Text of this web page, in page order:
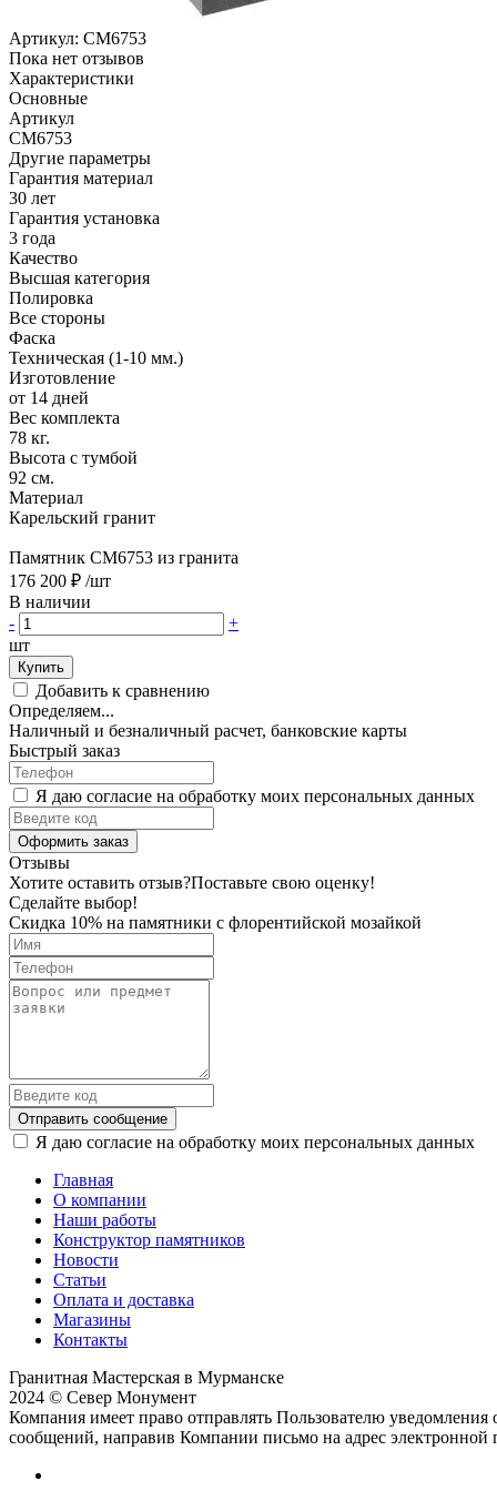
Артикул: CM6753
Пока нет отзывов
Характеристики
Основные
Артикул
CM6753
Другие параметры
Гарантия материал
30 лет
Гарантия установка
3 года
Качество
Высшая категория
Полировка
Все стороны
Фаска
Техническая (1-10 мм.)
Изготовление
от 14 дней
Вес комплекта
78 кг.
Высота с тумбой
92 см.
Материал
Карельский гранит
Памятник CM6753 из гранита
176 200 ₽ /шт
В наличии
-
+
шт
Купить
Добавить к сравнению
Определяем...
Наличный и безналичный расчет, банковские карты
Быстрый заказ
Я даю согласие на обработку моих персональных данных
Оформить заказ
Отзывы
Хотите оставить отзыв?Поставьте свою оценку!
Сделайте выбор!
Скидка 10% на памятники с флорентийской мозайкой
Отправить сообщение
Я даю согласие на обработку моих персональных данных
Главная
О компании
Наши работы
Конструктор памятников
Новости
Статьи
Оплата и доставка
Магазины
Контакты
Гранитная Мастерская в Мурманске
2024 © Север Монумент
Компания имеет право отправлять Пользователю
сообщений, направив Компании письмо на адрес